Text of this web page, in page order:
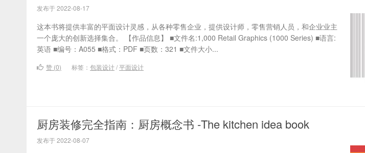
发布于 2022-08-17
这本书将提供丰富的平面设计灵感，从各种零售企业，提供设计师，零售营销人员，和企业业主
一个庞大的创新选择集合。 【作品信息】 ■文件名:1,000 Retail Graphics (1000 Series) ■语言:
英语 ■编号：A055 ■格式：PDF ■页数：321 ■文件大小...
赞 (0) 标签： 包装设计/平面设计
厨房装修完全指南：厨房概念书 -The kitchen idea book
发布于 2022-08-07